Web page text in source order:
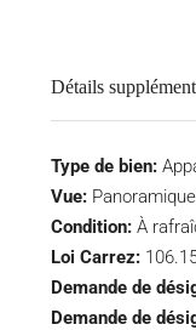
Détails
Type de bien:
Vue:
Condition: À
Loi Carrez:
Demande de
Demande de